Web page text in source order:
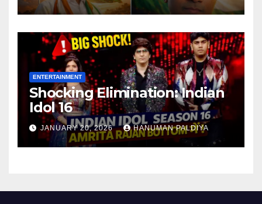
ENTERTAINMENT
Shocking Elimination: Indian
Idol 16
JANUARY 20, 2026 HANUMAN PALDIYA